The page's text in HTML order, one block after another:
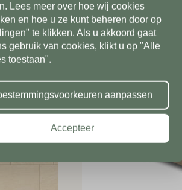
Postcode*
Toevoeging
Plaats*
Lees meer over hoe wij cookies
en hoe u ze kunt beheren door op
te klikken. Als u akkoord gaat
gebruik van cookies, klikt u op "Alle
toestaan".
aanpassen
Accepteer